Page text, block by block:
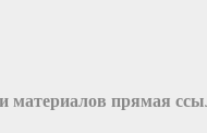
материалов прямая